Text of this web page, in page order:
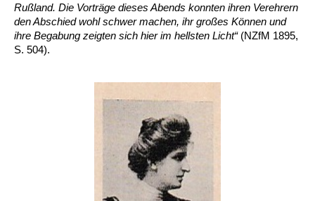
Rußland. Die Vorträge dieses Abends konnten ihren Verehrern
den Abschied wohl schwer machen, ihr großes Können und
ihre Begabung zeigten sich hier im hellsten Licht“ (NZfM 1895,
S. 504).